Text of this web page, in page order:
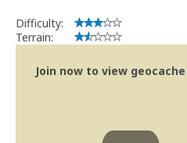
Difficulty:
Terrain:
Join now to view